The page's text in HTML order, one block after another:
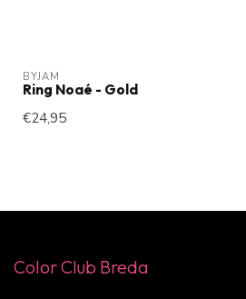
BYJAM
Ring Noaé - Gold
€24,95
Color Club Breda